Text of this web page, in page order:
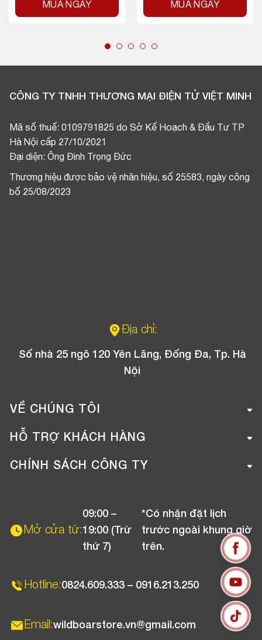
MUA NGAY MUA NGAY
CÔNG TY TNHH THƯƠNG MẠI ĐIỆN TỬ VIỆT MINH
Mã số thuế: 0109791825 do Sở Kế Hoạch & Đầu Tư TP
Hà Nội cấp 27/10/2021
Đại diện: Ông Đinh Trọng Đức
Thương hiệu được bảo vệ nhãn hiệu, số 25583, ngày công
bố 25/08/2023
Địa chỉ:
Số nhà 25 ngõ 120 Yên Lãng, Đống Đa, Tp. Hà
Nội
VỀ CHÚNG TÔI
Giới thiệu công ty
Tuyển dụng
HỖ TRỢ KHÁCH HÀNG
Hướng dẫn mua hàng online
Chương trình khuyến mãi
CHÍNH SÁCH CÔNG TY
Chính sách bảo hành
Mở cửa từ:
09:00 –
19:00 (Trừ
thứ 7)
*Có nhận đặt lịch
trước ngoài khung giờ
trên.
Hotline:0824.609.333 – 0916.213.250
Email:wildboarstore.vn@gmail.com